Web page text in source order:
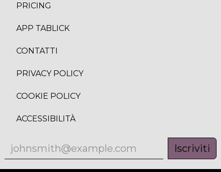
PRICING
APP TABLICK
CONTATTI
PRIVACY POLICY
COOKIE POLICY
ACCESSIBILITÀ
Iscriviti